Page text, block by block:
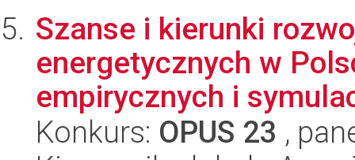
Szanse i kierunki
energetycznych w
empirycznych i
Konkurs: OPUS 23 ,